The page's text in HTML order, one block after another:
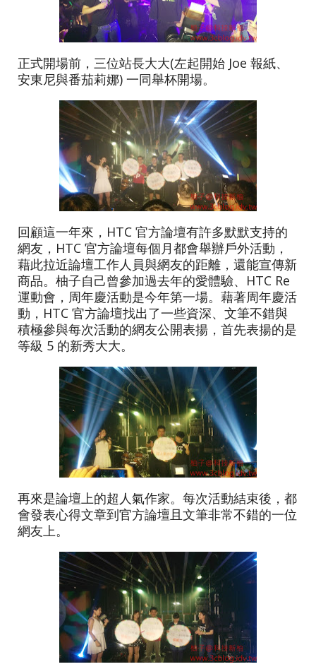
正式開場前，三位站長大大(左起開始 Joe 報紙、
安東尼與番茄莉娜) 一同舉杯開場。
回顧這一年來，HTC 官方論壇有許多默默支持的
網友，HTC 官方論壇每個月都會舉辦戶外活動，
藉此拉近論壇工作人員與網友的距離，還能宣傳新
商品。柚子自己曾參加過去年的愛體驗、HTC Re
運動會，周年慶活動是今年第一場。藉著周年慶活
動，HTC 官方論壇找出了一些資深、文筆不錯與
積極參與每次活動的網友公開表揚，首先表揚的是
等級 5 的新秀大大。
再來是論壇上的超人氣作家。每次活動結束後，都
會發表心得文章到官方論壇且文筆非常不錯的一位
網友上。